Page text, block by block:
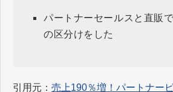
パートナーセールスと直販
の区分けをした
引用元： 売上190％増！パートナー